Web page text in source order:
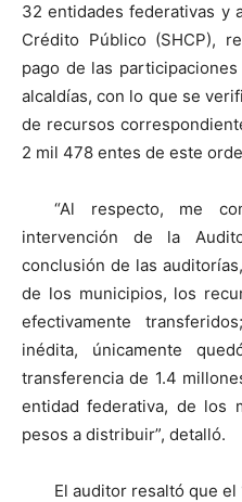
32 entidades federativas y
Crédito Público (SHCP),
pago de las
alcaldías, con lo que se
de recursos
2 mil 478 entes de este
“Al respecto, me
intervención de la
conclusión de las
de los municipios, los
efectivamente
inédita, únicamente
transferencia de 1.4
entidad federativa, de los
pesos a distribuir”, detalló.
El auditor resaltó que